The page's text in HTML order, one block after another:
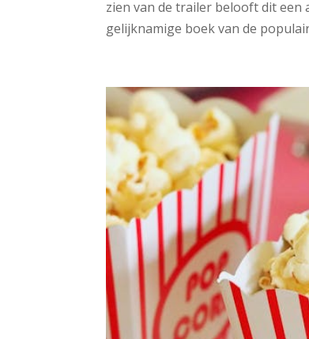
zien van de trailer belooft dit een
gelijknamige boek van de